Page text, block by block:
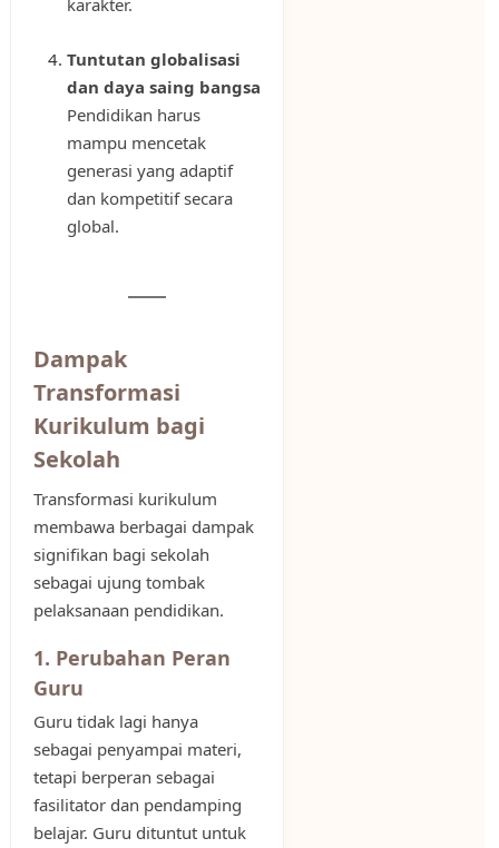
karakter.
Tuntutan globalisasi
dan daya saing bangsa
Pendidikan harus
mampu mencetak
generasi yang adaptif
dan kompetitif secara
global.
Dampak
Transformasi
Kurikulum bagi
Sekolah
Transformasi kurikulum
membawa berbagai dampak
signifikan bagi sekolah
sebagai ujung tombak
pelaksanaan pendidikan.
1. Perubahan Peran
Guru
Guru tidak lagi hanya
sebagai penyampai materi,
tetapi berperan sebagai
fasilitator dan pendamping
belajar. Guru dituntut untuk